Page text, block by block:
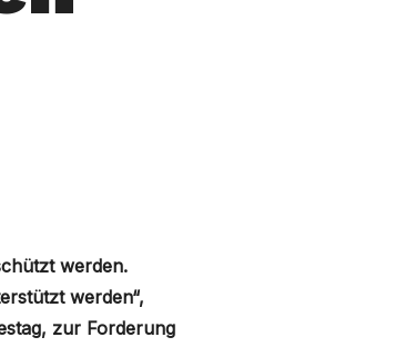
werden.
werden“,
zur Forderung